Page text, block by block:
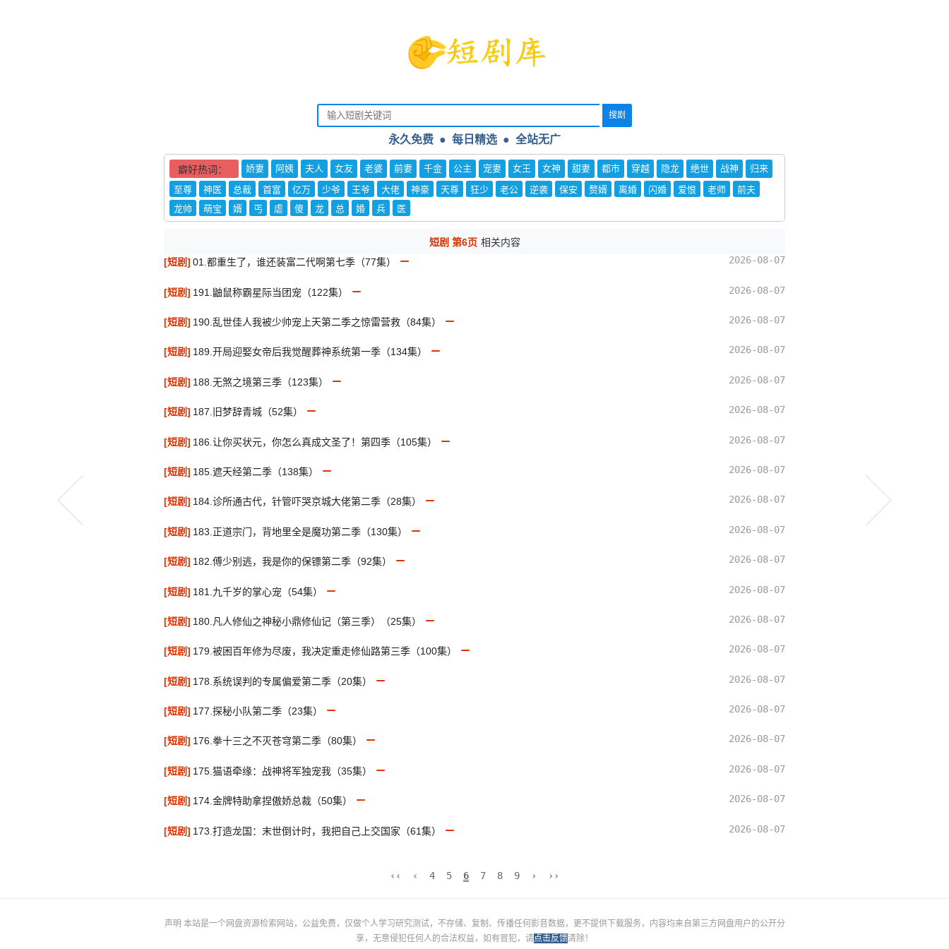
搜剧
永久免费 ● 每日精选 ● 全站无广
癖好热词： 娇妻 阿姨 夫人 女友 老婆 前妻 千金 公主 宠妻 女王 女神 甜妻 都市 穿越 隐龙 绝世 战神
归来
至尊
神医 总裁 首富 亿万 少爷 王爷 大佬 神豪 天尊 狂少 老公 逆袭 保安 赘婿 离婚 闪婚 爱恨 老师
前夫
龙帅
萌宝 婿 丐 虐 傻 龙 总 婚 兵 医
短剧 第6页 相关内容
[短剧] 01.都重生了，谁还装富二代啊第七季（77集） 2026-08-07
[短剧] 191.鼬鼠称霸星际当团宠（122集） 2026-08-07
[短剧] 190.乱世佳人我被少帅宠上天第二季之惊雷营救（84集） 2026-08-07
[短剧] 189.开局迎娶女帝后我觉醒葬神系统第一季（134集） 2026-08-07
[短剧] 188.无煞之境第三季（123集） 2026-08-07
[短剧] 187.旧梦辞青城（52集） 2026-08-07
[短剧] 186.让你买状元，你怎么真成文圣了！第四季（105集） 2026-08-07
[短剧] 185.遮天经第二季（138集） 2026-08-07
[短剧] 184.诊所通古代，针管吓哭京城大佬第二季（28集） 2026-08-07
[短剧] 183.正道宗门，背地里全是魔功第二季（130集） 2026-08-07
[短剧] 182.傅少别逃，我是你的保镖第二季（92集） 2026-08-07
[短剧] 181.九千岁的掌心宠（54集） 2026-08-07
[短剧] 180.凡人修仙之神秘小鼎修仙记（第三季）（25集） 2026-08-07
[短剧] 179.被困百年修为尽废，我决定重走修仙路第三季（100集） 2026-08-07
[短剧] 178.系统误判的专属偏爱第二季（20集） 2026-08-07
[短剧] 177.探秘小队第二季（23集） 2026-08-07
[短剧] 176.拳十三之不灭苍穹第二季（80集） 2026-08-07
[短剧] 175.猫语牵缘：战神将军独宠我（35集） 2026-08-07
[短剧] 174.金牌特助拿捏傲娇总裁（50集） 2026-08-07
[短剧] 173.打造龙国：末世倒计时，我把自己上交国家（61集） 2026-08-07
‹‹ ‹ 4 5 6 7 8 9 › ››
声明 本站是一个网盘资源检索网站，公益免费，仅做个人学习研究测试，不存储、复制、传播任何影音数据，更不提供下载服务，内容均来自第三方网盘用户的公开分
享，无意侵犯任何人的合法权益，如有冒犯，请点击反馈清除！